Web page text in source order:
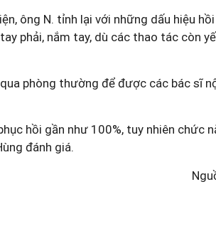
ông N. tỉnh lại với những dấu hiệu
phải, nắm tay, dù các thao tác còn
phòng thường để được các bác sĩ
hồi gần như 100%, tuy nhiên chức
đánh giá.